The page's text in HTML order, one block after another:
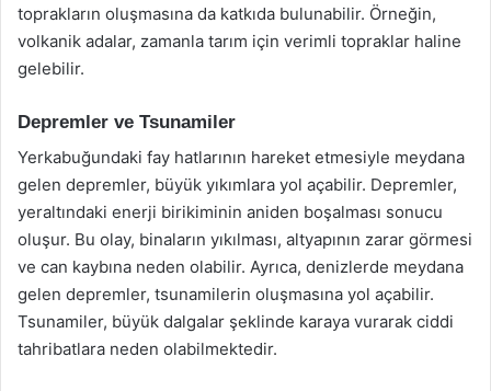
toprakların oluşmasına da katkıda bulunabilir. Örneğin,
volkanik adalar, zamanla tarım için verimli topraklar haline
gelebilir.
Depremler ve Tsunamiler
Yerkabuğundaki fay hatlarının hareket etmesiyle meydana
gelen depremler, büyük yıkımlara yol açabilir. Depremler,
yeraltındaki enerji birikiminin aniden boşalması sonucu
oluşur. Bu olay, binaların yıkılması, altyapının zarar görmesi
ve can kaybına neden olabilir. Ayrıca, denizlerde meydana
gelen depremler, tsunamilerin oluşmasına yol açabilir.
Tsunamiler, büyük dalgalar şeklinde karaya vurarak ciddi
tahribatlara neden olabilmektedir.